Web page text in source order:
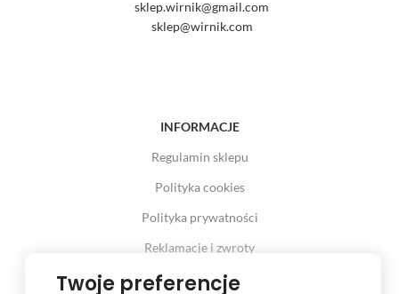
sklep.wirnik@gmail.com
sklep@wirnik.com
INFORMACJE
Regulamin sklepu
Polityka cookies
Polityka prywatności
Reklamacje i zwroty
Prawo odstąpienia od umowy
Twoje preferencje